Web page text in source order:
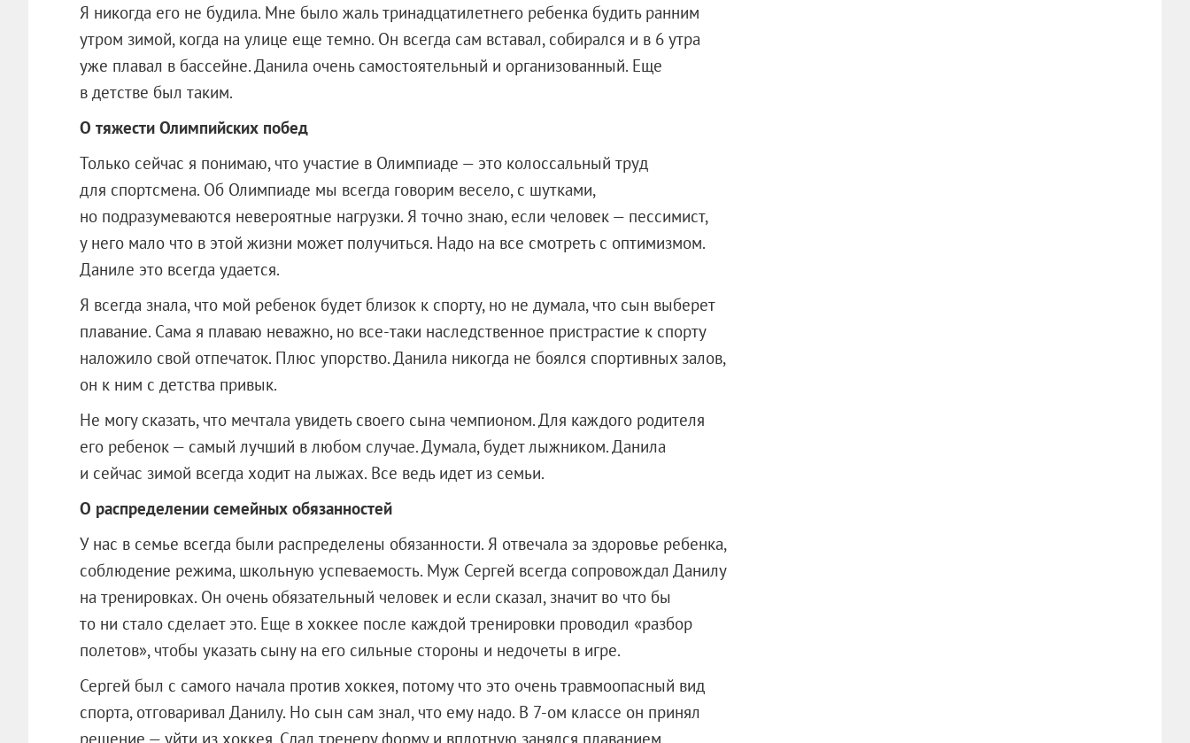
Я никогда его не будила. Мне было жаль тринадцатилетнего ребенка будить ранним
утром зимой, когда на улице еще темно. Он всегда сам вставал, собирался и в 6 утра
уже плавал в бассейне. Данила очень самостоятельный и организованный. Еще
в детстве был таким.
О тяжести Олимпийских побед
Только сейчас я понимаю, что участие в Олимпиаде — это колоссальный труд
для спортсмена. Об Олимпиаде мы всегда говорим весело, с шутками,
но подразумеваются невероятные нагрузки. Я точно знаю, если человек — пессимист,
у него мало что в этой жизни может получиться. Надо на все смотреть с оптимизмом.
Даниле это всегда удается.
Я всегда знала, что мой ребенок будет близок к спорту, но не думала, что сын выберет
плавание. Сама я плаваю неважно, но все-таки наследственное пристрастие к спорту
наложило свой отпечаток. Плюс упорство. Данила никогда не боялся спортивных залов,
он к ним с детства привык.
Не могу сказать, что мечтала увидеть своего сына чемпионом. Для каждого родителя
его ребенок — самый лучший в любом случае. Думала, будет лыжником. Данила
и сейчас зимой всегда ходит на лыжах. Все ведь идет из семьи.
О распределении семейных обязанностей
У нас в семье всегда были распределены обязанности. Я отвечала за здоровье ребенка,
соблюдение режима, школьную успеваемость. Муж Сергей всегда сопровождал Данилу
на тренировках. Он очень обязательный человек и если сказал, значит во что бы
то ни стало сделает это. Еще в хоккее после каждой тренировки проводил «разбор
полетов», чтобы указать сыну на его сильные стороны и недочеты в игре.
Сергей был с самого начала против хоккея, потому что это очень травмоопасный вид
спорта, отговаривал Данилу. Но сын сам знал, что ему надо. В 7-ом классе он принял
решение — уйти из хоккея. Сдал тренеру форму и вплотную занялся плаванием.